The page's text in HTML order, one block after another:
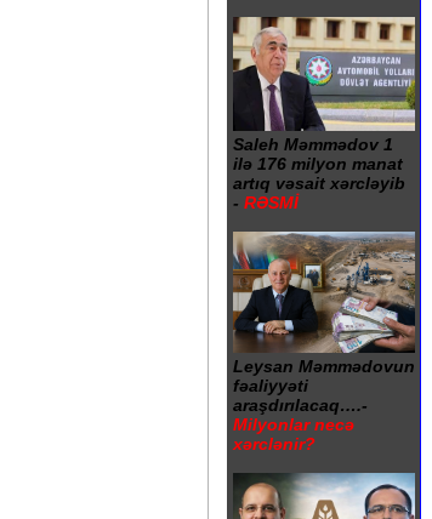
Saleh Məmmədov 1
ilə 176 milyon manat
artıq vəsait xərcləyib
- RƏSMİ
Leysan Məmmədovun
fəaliyyəti
araşdırılacaq….-
Milyonlar necə
xərclənir?